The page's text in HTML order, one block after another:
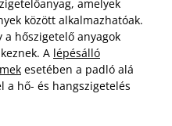
amelyek
között alkalmazhatóak.
hőszigetelő anyagok
A lépésálló
esetében a padló alá
a hő- és hangszigetelés